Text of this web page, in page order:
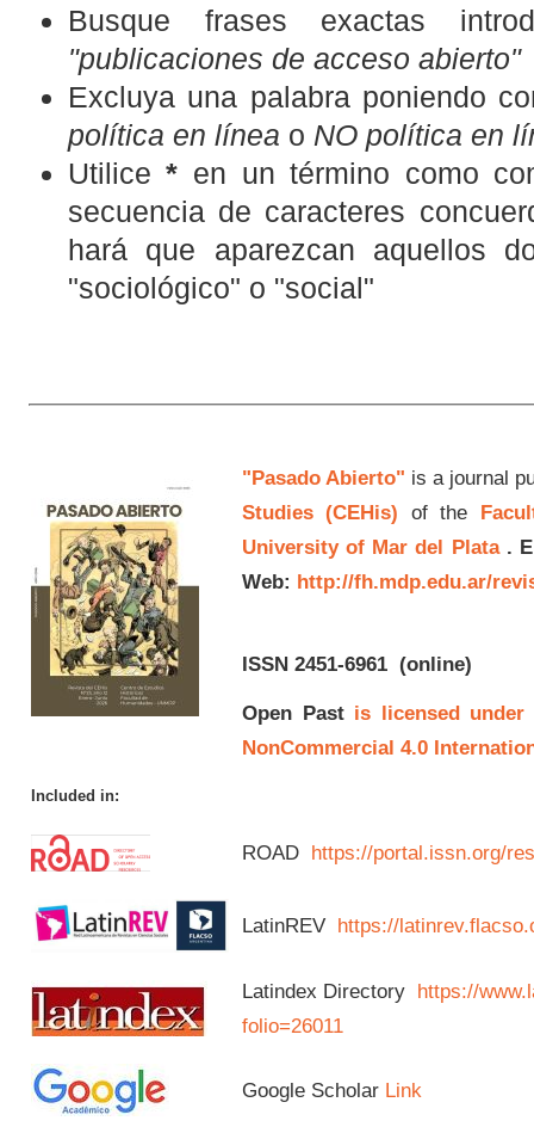
Busque frases exactas
"publicaciones de acceso abierto"
Excluya una palabra poniendo
política en línea o NO política en
Utilice* en un término como
secuencia de caracteres
hará que aparezcan aquellos
"sociológico" o "social"
"Pasado Abierto" is a journal
Studies (CEHis) of the
University of Mar del Plata.
Web: http://fh.mdp.edu.ar/
ISSN 2451-6961(online)
Open Past is licensed under
NonCommercial 4.0
Included in:
ROAD https://portal.issn.org/
LatinREV https://
Latindex Directory https://
folio=26011
Google Scholar Link